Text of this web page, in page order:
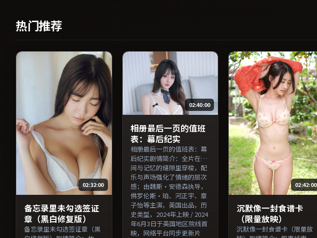
热门推荐
02:32:00
备忘录里未勾选签证
章（黑白修复版）
备忘录里未勾选签证章（黑
02:40:00
相册最后一页的值班
表：幕后纪实
相册最后一页的值班表：幕
后纪实剧情简介：全片在时
间与记忆的缝隙里穿梭，配
乐与声场强化了情绪的层次
感；由魏斯·安德森执导，
佛罗伦斯·珀、河正宇、章
子怡等主演，英国出品，历
史类型，2024年上映 / 2024
年6月3日于英国地区院线首
映，网络平台同步更新片
02:42:00
沉默像一封食谱卡
（限量放映）
沉默像一封食谱卡（限量放